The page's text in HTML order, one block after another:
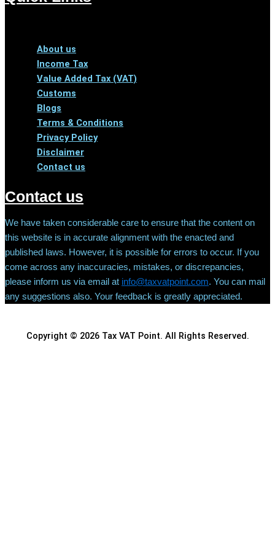
About us
Income Tax
Value Added Tax (VAT)
Customs
Blogs
Terms & Conditions
Privacy Policy
Disclaimer
Contact us
Contact us
We have taken considerable care to ensure that the content on
this website is in accurate alignment with the enacted and
published laws. However, it is possible for errors to occur. If you
come across any inaccuracies, mistakes, or discrepancies,
please inform us via email at info@taxvatpoint.com. You can mail
any suggestions also. Your feedback is greatly appreciated.
Copyright © 2026 Tax VAT Point. All Rights Reserved.